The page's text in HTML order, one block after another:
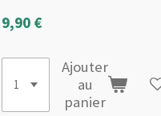
9,90 €
Ajouter
au
panier